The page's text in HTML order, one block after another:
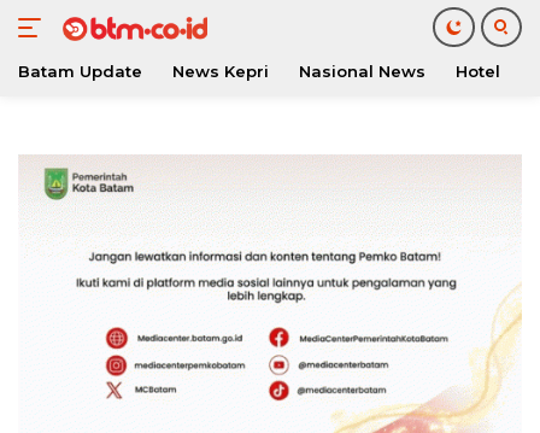
konten
Batam Update News Kepri Nasional News Hotel